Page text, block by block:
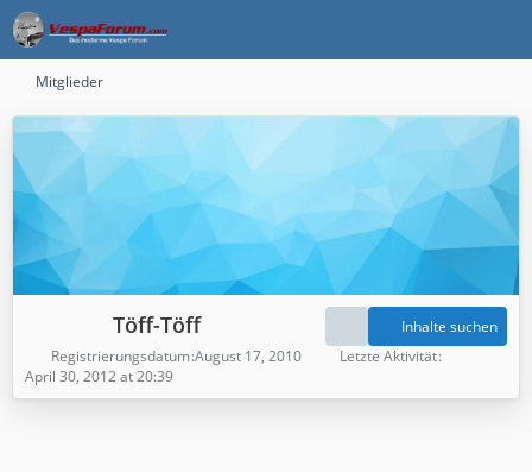
Mitglieder
Töff-Töff
Inhalte suchen
Registrierungsdatum August 17, 2010
Letzte Aktivität
April 30, 2012 at 20:39